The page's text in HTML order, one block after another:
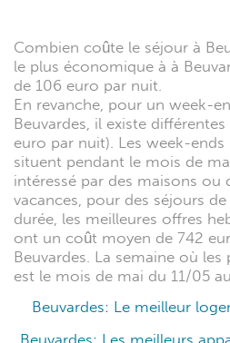
Combien coûte le séjour à
le plus économique à à
de 106 euro par nuit.
En revanche, pour un week-
Beuvardes, il existe
euro par nuit). Les week-
situent pendant le mois de
intéressé par des maisons ou
vacances, pour des séjours
durée, les meilleures offres
ont un coût moyen de 742
Beuvardes. La semaine où
est le mois de mai du 11/05
Beuvardes: Le meilleur